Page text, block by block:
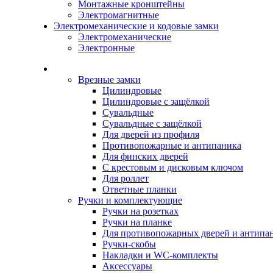
Монтажные кронштейны
Электромагнитные
Электромеханические и кодовые замки
Электромеханические
Электронные
Врезные замки
Цилиндровые
Цилиндровые с защёлкой
Сувальдные
Сувальдные с защёлкой
Для дверей из профиля
Противопожарные и антипаника
Для финских дверей
С крестовым и дисковым ключом
Для роллет
Ответные планки
Ручки и комплектующие
Ручки на розетках
Ручки на планке
Для противопожарных дверей и
Ручки-скобы
Накладки и WC-комплекты
Аксессуары